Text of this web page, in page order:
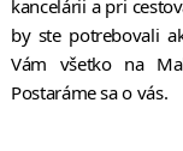
kancelárii a pri
by ste potrebovali
Vám všetko na
Postaráme sa o vás.